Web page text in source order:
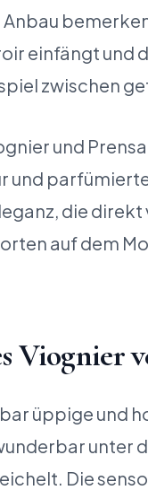
einfängt
zwischen
und
und
die
auf dem
Viognier
üppige und
unter
Die